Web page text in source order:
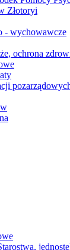
Złotoryi
- wychowawcze
ochrona